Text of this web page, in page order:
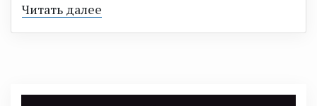
Читать далее